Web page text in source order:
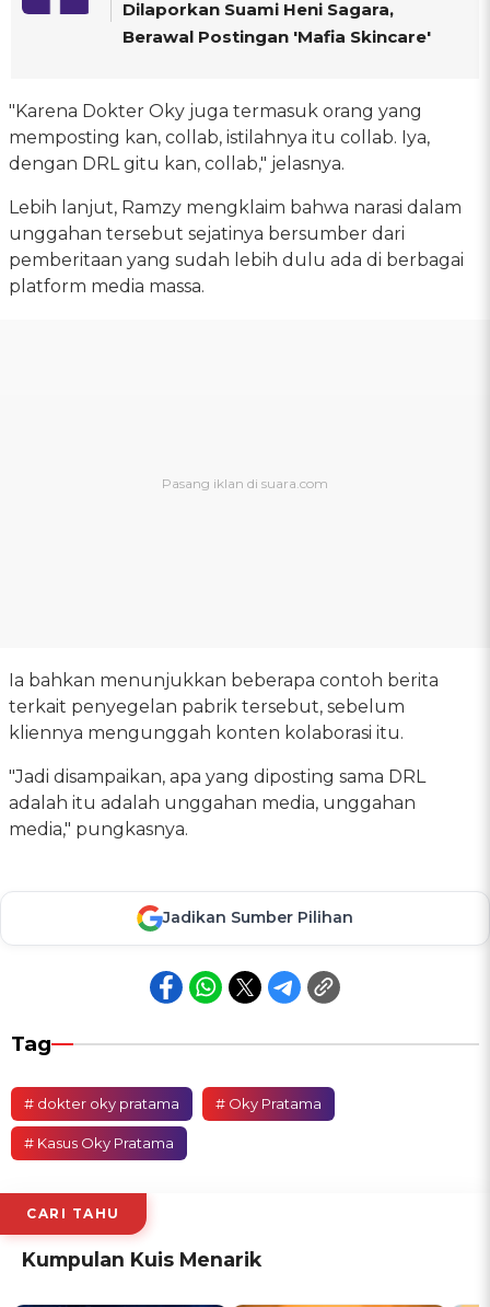
Dilaporkan Suami Heni Sagara,
Berawal Postingan 'Mafia Skincare'
"Karena Dokter Oky juga termasuk orang yang
memposting kan, collab, istilahnya itu collab. Iya,
dengan DRL gitu kan, collab," jelasnya.
Lebih lanjut, Ramzy mengklaim bahwa narasi dalam
unggahan tersebut sejatinya bersumber dari
pemberitaan yang sudah lebih dulu ada di berbagai
platform media massa.
Ia bahkan menunjukkan beberapa contoh berita
terkait penyegelan pabrik tersebut, sebelum
kliennya mengunggah konten kolaborasi itu.
"Jadi disampaikan, apa yang diposting sama DRL
adalah itu adalah unggahan media, unggahan
media," pungkasnya.
Jadikan Sumber Pilihan
Tag
# dokter oky pratama # Oky Pratama
# Kasus Oky Pratama
CARI TAHU
Kumpulan Kuis Menarik